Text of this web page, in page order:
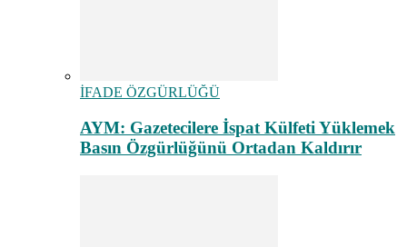
İFADE ÖZGÜRLÜĞÜ
AYM: Gazetecilere İspat Külfeti Yüklemek
Basın Özgürlüğünü Ortadan Kaldırır